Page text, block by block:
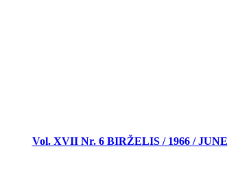
Vol. XVII Nr. 6 BIRŽELIS / 1966 / JUNE